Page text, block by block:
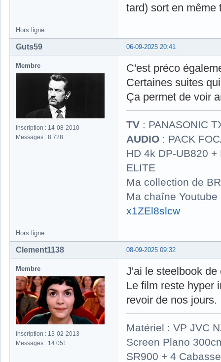
tard) sort en même
Hors ligne
06-09-2025 20:41
Guts59
Membre
Inscription : 14-08-2010
Messages : 8 728
C'est préco
Certaines suites
Ça permet de voir
TV : PANASONIC
AUDIO : PACK
HD 4k DP-UB820
ELITE
Ma collection de
Ma chaîne
x1ZEl8slcw
Hors ligne
08-09-2025 09:32
Clement1138
Membre
Inscription : 13-02-2013
Messages : 14 051
J'ai le steelbook
Le film reste hyper
revoir de nos jours.
Matériel : VP JVC
Screen Plano
SR900 + 4